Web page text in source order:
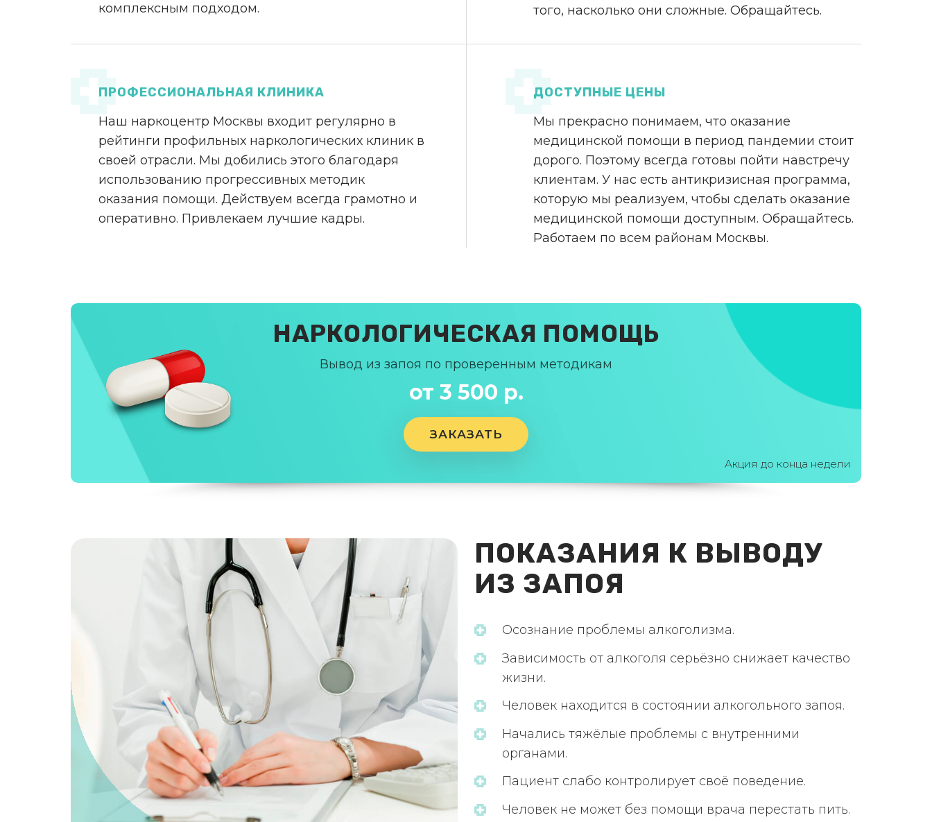
комплексным подходом.
того, насколько они сложные. Обращайтесь.
ПРОФЕССИОНАЛЬНАЯ КЛИНИКА
Наш наркоцентр Москвы входит регулярно в
рейтинги профильных наркологических клиник в
своей отрасли. Мы добились этого благодаря
использованию прогрессивных методик
оказания помощи. Действуем всегда грамотно и
оперативно. Привлекаем лучшие кадры.
ДОСТУПНЫЕ ЦЕНЫ
Мы прекрасно понимаем, что оказание
медицинской помощи в период пандемии стоит
дорого. Поэтому всегда готовы пойти навстречу
клиентам. У нас есть антикризисная программа,
которую мы реализуем, чтобы сделать оказание
медицинской помощи доступным. Обращайтесь.
Работаем по всем районам Москвы.
НАРКОЛОГИЧЕСКАЯ ПОМОЩЬ
Вывод из запоя по проверенным методикам
от 3 500 р.
ЗАКАЗАТЬ
Акция до конца недели
ПОКАЗАНИЯ К ВЫВОДУ
ИЗ ЗАПОЯ
Осознание проблемы алкоголизма.
Зависимость от алкоголя серьёзно снижает качество
жизни.
Человек находится в состоянии алкогольного запоя.
Начались тяжёлые проблемы с внутренними
органами.
Пациент слабо контролирует своё поведение.
Человек не может без помощи врача перестать пить.